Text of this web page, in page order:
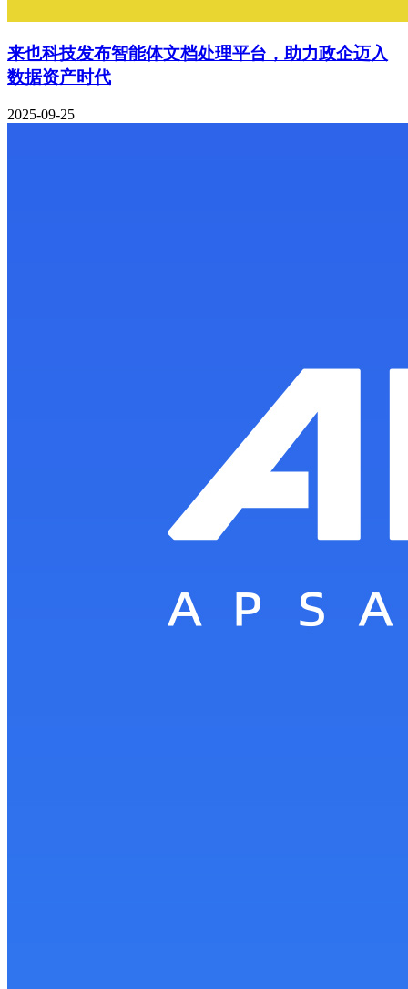
来也科技发布智能体文档处理平台，助力政企迈入
数据资产时代
2025-09-25